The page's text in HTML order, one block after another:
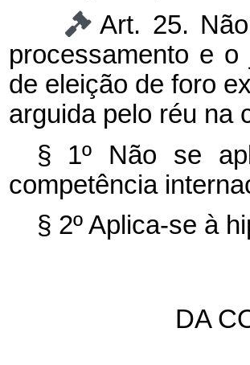
Art. 25.
processamento e
de eleição de foro
arguida pelo réu na
§ 1º Não se
competência
§ 2º Aplica-se à
DA